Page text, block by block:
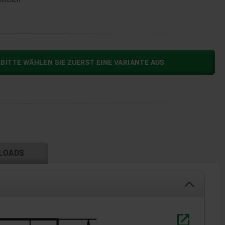
BITTE WÄHLEN SIE ZUERST EINE VARIANTE AUS